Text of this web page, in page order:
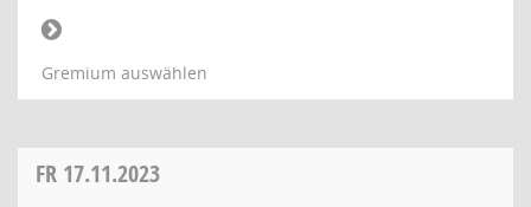
Gremium auswählen
FR 17.11.2023